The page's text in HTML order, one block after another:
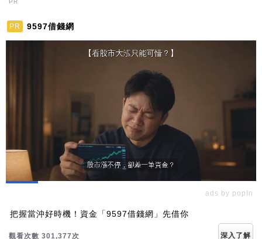
PR 9597借錢網
ads by popIn
把握當沖好時機！資金「9597借錢網」先借你
觀看次數 301,377次 深入了解